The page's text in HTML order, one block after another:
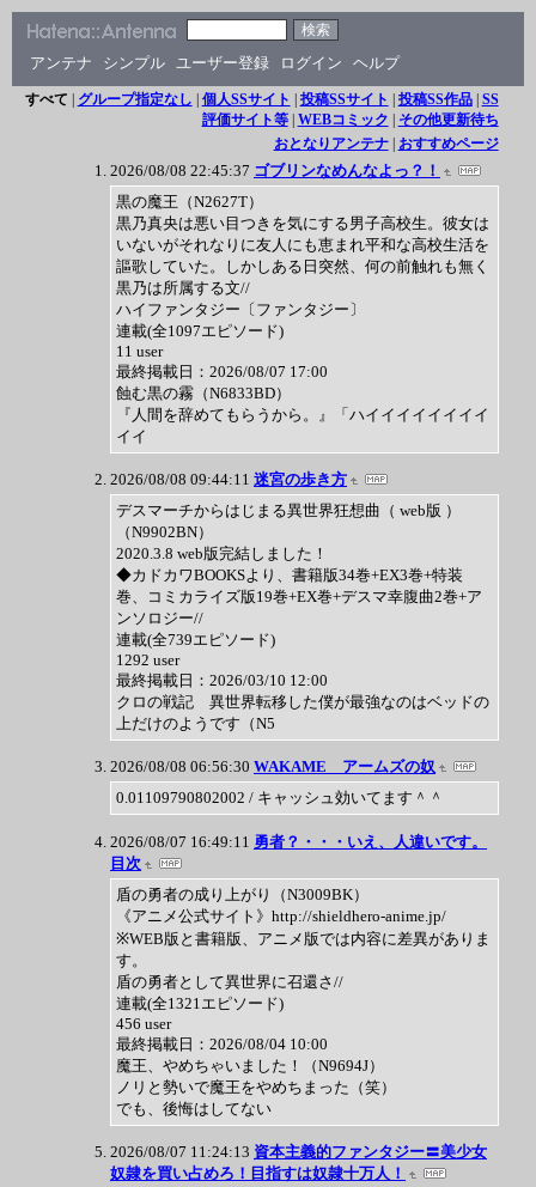
アンテナ シンプル ユーザー登録 ログイン ヘルプ
すべて | グループ指定なし | 個人SSサイト | 投稿SSサイト | 投稿SS作品| SS
評価サイト等| WEBコミック | その他更新待ち
おとなりアンテナ| おすすめページ
2026/08/08 22:45:37 ゴブリンなめんなよっ？！
黒の魔王（N2627T）
黒乃真央は悪い目つきを気にする男子高校生。彼女は
いないがそれなりに友人にも恵まれ平和な高校生活を
謳歌していた。しかしある日突然、何の前触れも無く
黒乃は所属する文//
ハイファンタジー〔ファンタジー〕
連載(全1097エピソード)
11 user
最終掲載日：2026/08/07 17:00
蝕む黒の霧（N6833BD）
『人間を辞めてもらうから。』「ハイイイイイイイイ
イイ
2026/08/08 09:44:11 迷宮の歩き方
デスマーチからはじまる異世界狂想曲（ web版 ）
（N9902BN）
2020.3.8 web版完結しました！
◆カドカワBOOKSより、書籍版34巻+EX3巻+特装
巻、コミカライズ版19巻+EX巻+デスマ幸腹曲2巻+ア
ンソロジー//
連載(全739エピソード)
1292 user
最終掲載日：2026/03/10 12:00
クロの戦記 異世界転移した僕が最強なのはベッドの
上だけのようです（N5
2026/08/08 06:56:30 WAKAME アームズの奴
0.01109790802002 / キャッシュ効いてます＾＾
2026/08/07 16:49:11 勇者？・・・いえ、人違いです。
目次
盾の勇者の成り上がり（N3009BK）
《アニメ公式サイト》http://shieldhero-anime.jp/
※WEB版と書籍版、アニメ版では内容に差異がありま
す。
盾の勇者として異世界に召還さ//
連載(全1321エピソード)
456 user
最終掲載日：2026/08/04 10:00
魔王、やめちゃいました！（N9694J）
ノリと勢いで魔王をやめちまった（笑）
でも、後悔はしてない
2026/08/07 11:24:13 資本主義的ファンタジー〓美少女
奴隷を買い占めろ！目指すは奴隷十万人！